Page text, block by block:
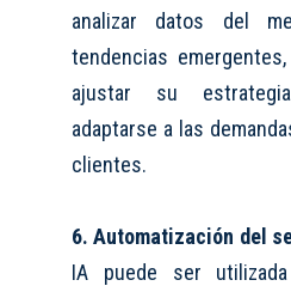
analizar datos del
tendencias
ajustar su
adaptarse a las
clientes.
6. Automatización del
IA puede ser